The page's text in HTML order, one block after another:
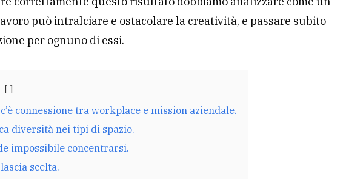
può intralciare e ostacolare la creatività, e passare subito
per ognuno di essi.
connessione tra workplace e mission aziendale.
diversità nei tipi di spazio.
impossibile concentrarsi.
scelta.